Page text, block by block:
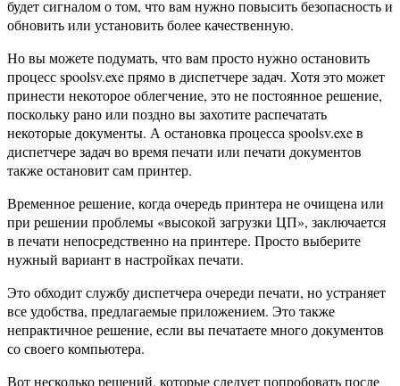
будет сигналом о том, что вам нужно повысить безопасность и
обновить или установить более качественную.
Но вы можете подумать, что вам просто нужно остановить
процесс spoolsv.exe прямо в диспетчере задач. Хотя это может
принести некоторое облегчение, это не постоянное решение,
поскольку рано или поздно вы захотите распечатать
некоторые документы. А остановка процесса spoolsv.exe в
диспетчере задач во время печати или печати документов
также остановит сам принтер.
Временное решение, когда очередь принтера не очищена или
при решении проблемы «высокой загрузки ЦП», заключается
в печати непосредственно на принтере. Просто выберите
нужный вариант в настройках печати.
Это обходит службу диспетчера очереди печати, но устраняет
все удобства, предлагаемые приложением. Это также
непрактичное решение, если вы печатаете много документов
со своего компьютера.
Вот несколько решений, которые следует попробовать после